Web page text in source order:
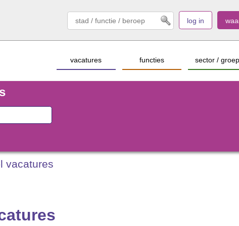
log in
sector / groep
functies
vacatures
vacatures